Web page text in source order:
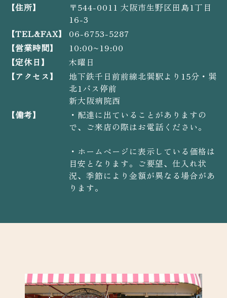
【住所】
〒544-0011 大阪市生野区田島1丁目
16-3
【TEL&FAX】
06-6753-5287
【営業時間】
10:00~19:00
【定休日】
木曜日
【アクセス】
地下鉄千日前前線北巽駅より15分・巽
北1バス停前
新大阪病院西
【備考】
・配達に出ていることがありますの
で、ご来店の際はお電話ください。
・ホームページに表示している価格は
目安となります。ご要望、仕入れ状
況、季節により金額が異なる場合があ
ります。